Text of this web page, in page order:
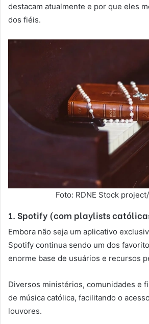
destacam atualmente e por que eles
dos fiéis.
Foto: RDNE Stock
1. Spotify (com playlists
Embora não seja um aplicativo
Spotify continua sendo um dos
enorme base de usuários e recursos
Diversos ministérios, comunidades e
de música católica, facilitando o
louvores.